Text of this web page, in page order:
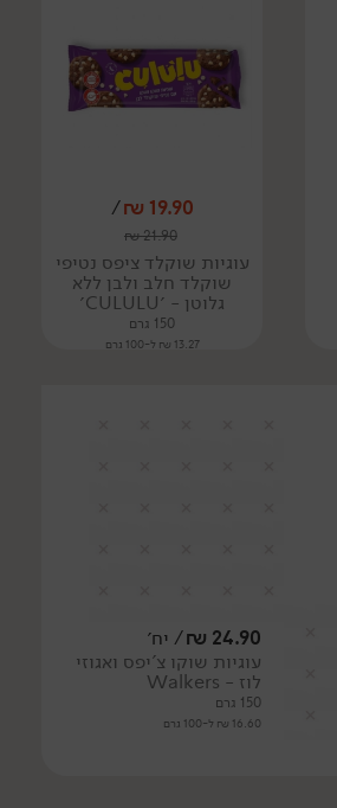
19.90
₪
/
21.90
₪
עוגיות שוקלד ציפס נטיפי
שוקלד חלב ולבן ללא
גלוטן - ׳CULULU׳
150 גרם
13.27 ₪ ל-100 גרם
24.90
₪/ יח׳
עוגיות שוקו צ'יפס ואגוזי
לוז - Walkers
150 גרם
16.60 ₪ ל-100 גרם